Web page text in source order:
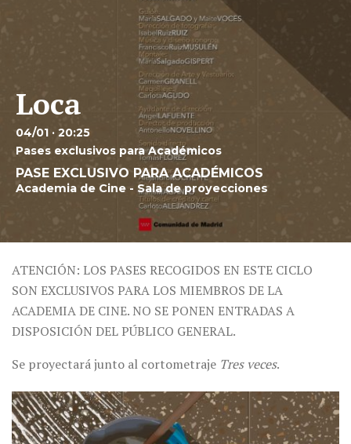
Loca
04/01 · 20:25
Pases exclusivos para Académicos
PASE EXCLUSIVO PARA ACADÉMICOS
Academia de Cine - Sala de proyecciones
ATENCIÓN: LOS PASES RECOGIDOS EN ESTE CICLO
SON EXCLUSIVOS PARA LOS MIEMBROS DE LA
ACADEMIA DE CINE. NO SE PONEN ENTRADAS A
DISPOSICIÓN DEL PÚBLICO GENERAL.
Se proyectará junto al cortometraje Tres veces.